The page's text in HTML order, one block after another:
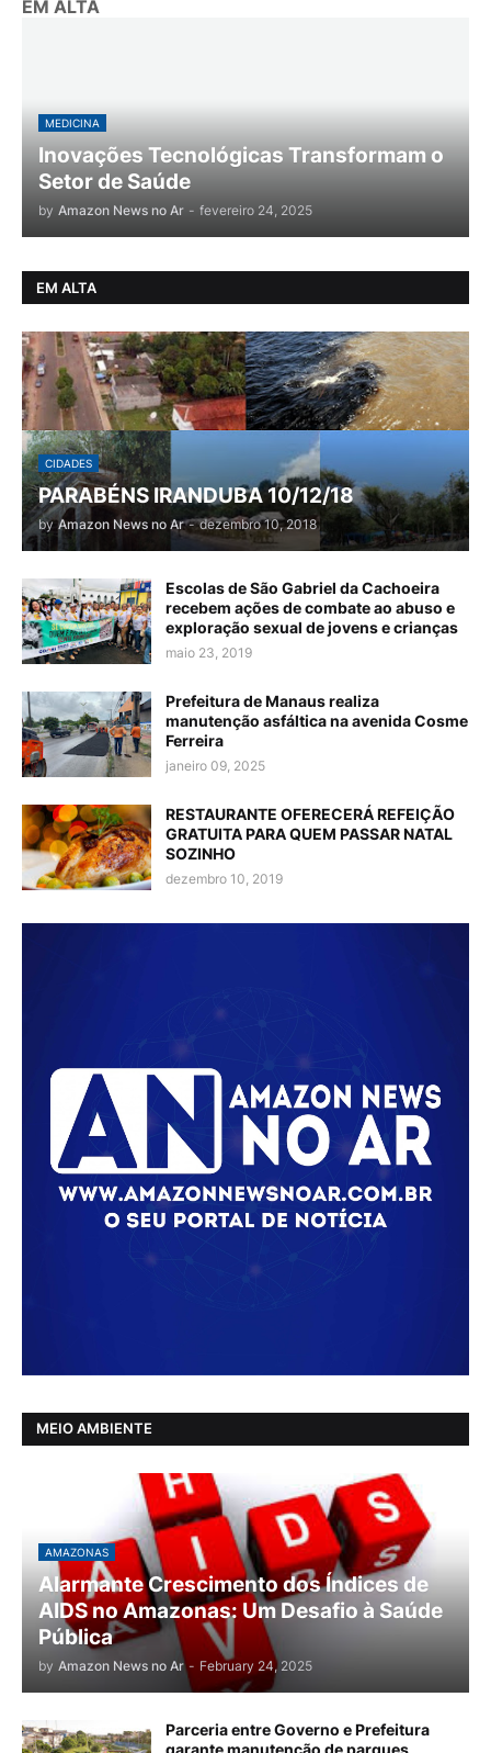
EM ALTA
MEDICINA
Inovações Tecnológicas Transformam o
Setor de Saúde
by Amazon News no Ar - fevereiro 24, 2025
EM ALTA
CIDADES
PARABÉNS IRANDUBA 10/12/18
by Amazon News no Ar - dezembro 10, 2018
Escolas de São Gabriel da Cachoeira
recebem ações de combate ao abuso e
exploração sexual de jovens e crianças
maio 23, 2019
Prefeitura de Manaus realiza
manutenção asfáltica na avenida Cosme
Ferreira
janeiro 09, 2025
RESTAURANTE OFERECERÁ REFEIÇÃO
GRATUITA PARA QUEM PASSAR NATAL
SOZINHO
dezembro 10, 2019
MEIO AMBIENTE
AMAZONAS
Alarmante Crescimento dos Índices de
AIDS no Amazonas: Um Desafio à Saúde
Pública
by Amazon News no Ar - February 24, 2025
Parceria entre Governo e Prefeitura
garante manutenção de parques